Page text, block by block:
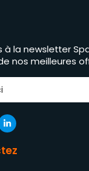
à la newsletter
nos meilleures